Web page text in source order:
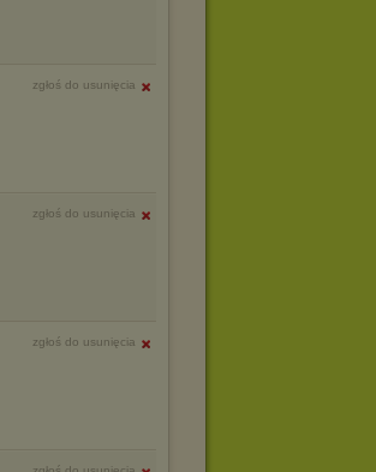
zgłoś do usunięcia
zgłoś do usunięcia
zgłoś do usunięcia